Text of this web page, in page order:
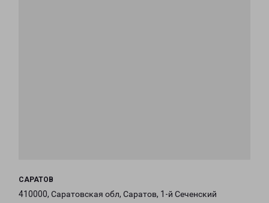
САРАТОВ
410000, Саратовская обл, Саратов, 1-й Сеченский